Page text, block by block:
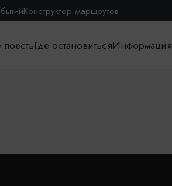
Конструктор маршрутов
поестьГде остановитьсяИнформация